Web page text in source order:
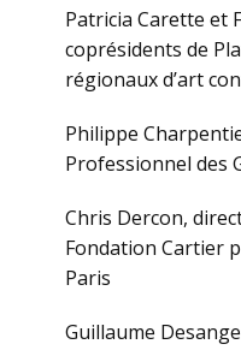
Patricia Carette et
coprésidents de
régionaux d’art
Philippe
Professionnel des
Chris Dercon,
Fondation Cartier
Paris
Guillaume